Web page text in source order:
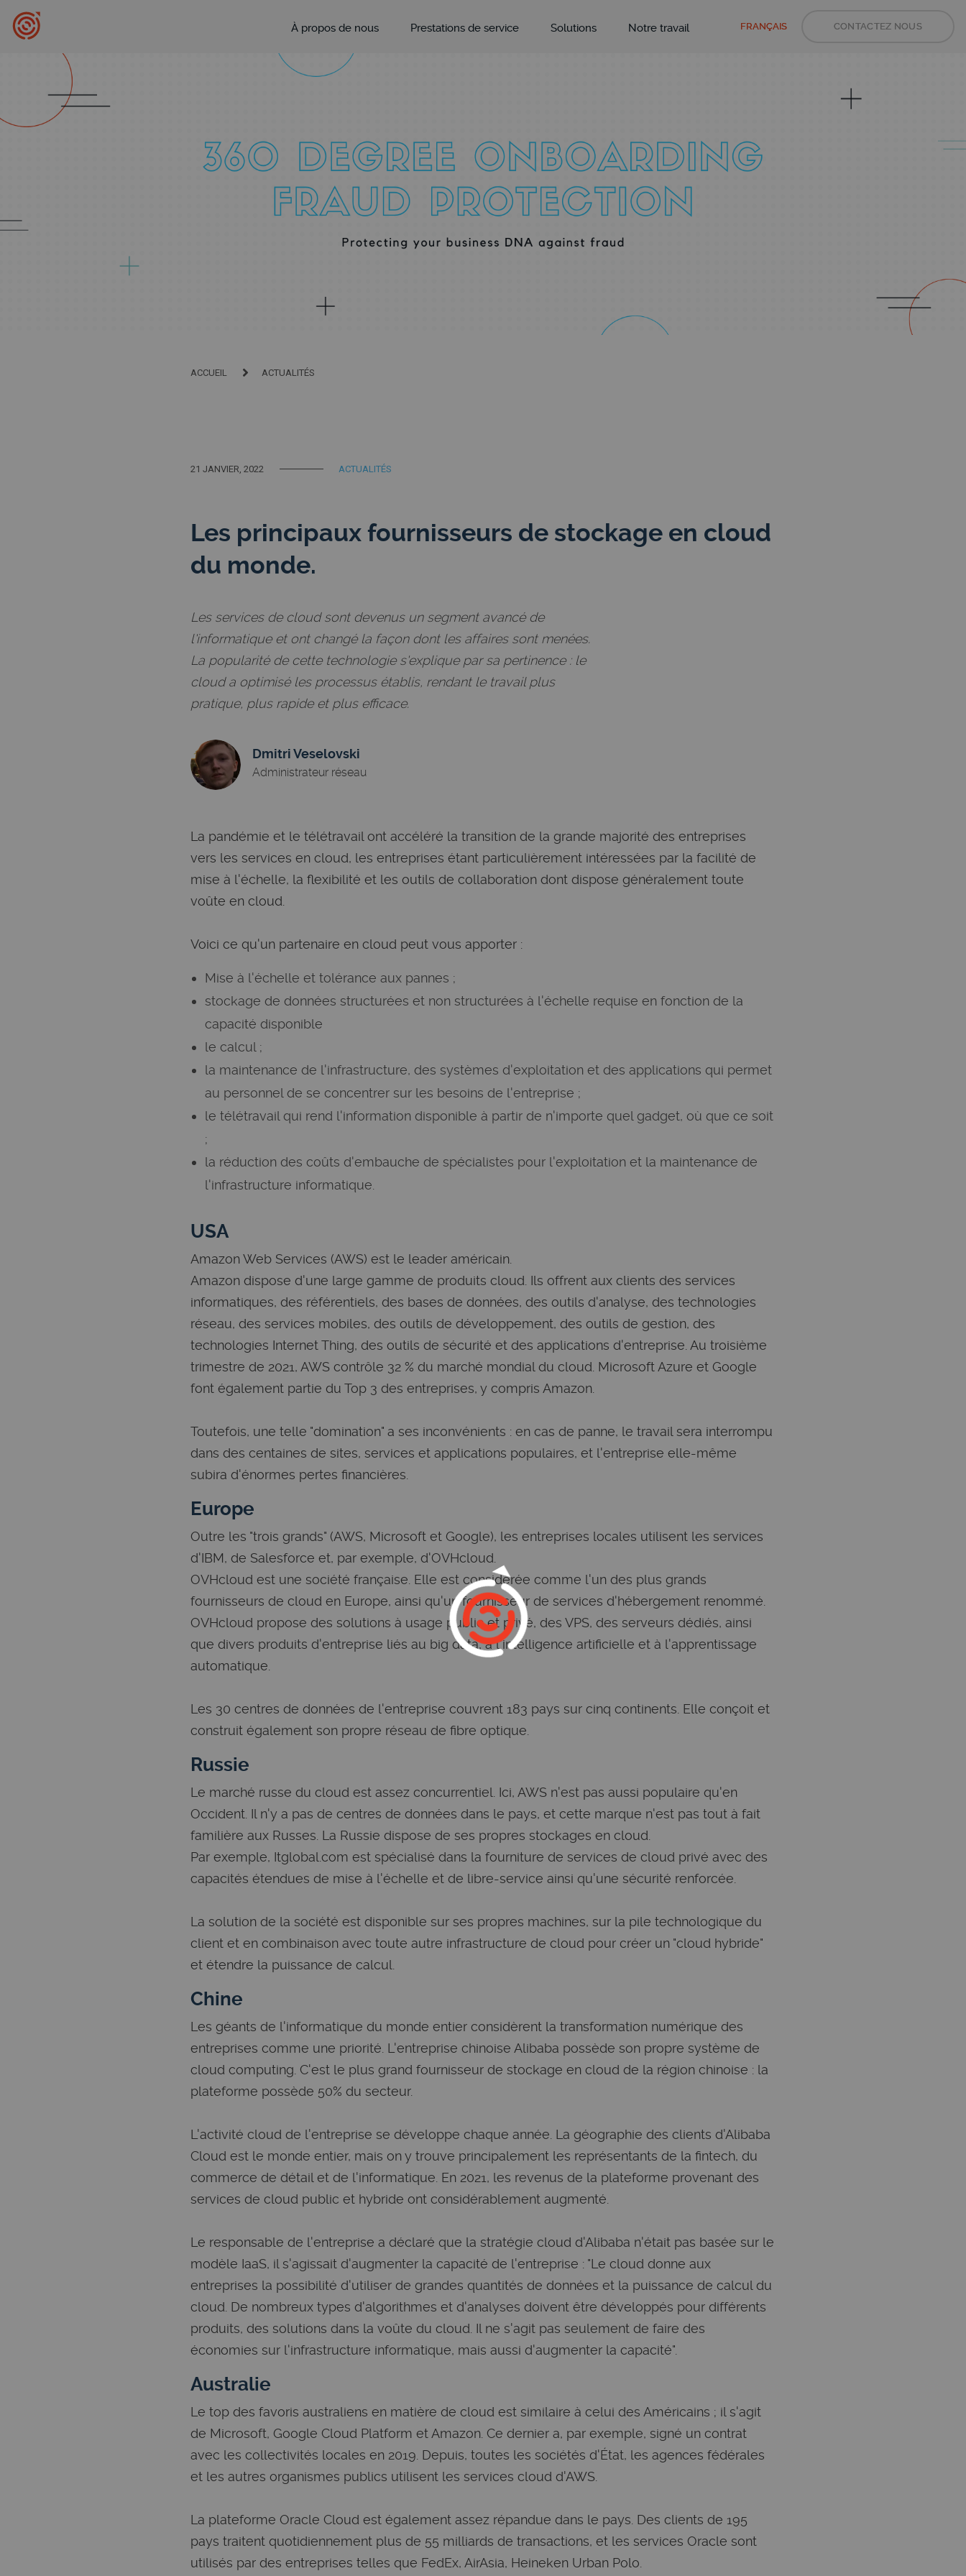
À propos de nous Prestations de service Solutions Notre travail FRANÇAIS CONTACTEZ NOUS
ACCUEIL ACTUALITÉS
21 JANVIER, 2022 ACTUALITÉS
Les principaux fournisseurs de stockage en cloud
du monde.
Les services de cloud sont devenus un segment avancé de
l'informatique et ont changé la façon dont les affaires sont menées.
La popularité de cette technologie s'explique par sa pertinence : le
cloud a optimisé les processus établis, rendant le travail plus
pratique, plus rapide et plus efficace.
Dmitri Veselovski
Administrateur réseau
La pandémie et le télétravail ont accéléré la transition de la grande majorité des entreprises
vers les services en cloud, les entreprises étant particulièrement intéressées par la facilité de
mise à l'échelle, la flexibilité et les outils de collaboration dont dispose généralement toute
voûte en cloud.
Voici ce qu'un partenaire en cloud peut vous apporter :
Mise à l'échelle et tolérance aux pannes ;
stockage de données structurées et non structurées à l'échelle requise en fonction de la
capacité disponible
le calcul ;
la maintenance de l'infrastructure, des systèmes d'exploitation et des applications qui permet
au personnel de se concentrer sur les besoins de l'entreprise ;
le télétravail qui rend l'information disponible à partir de n'importe quel gadget, où que ce soit
;
la réduction des coûts d'embauche de spécialistes pour l'exploitation et la maintenance de
l'infrastructure informatique.
USA
Amazon Web Services (AWS) est le leader américain.
Amazon dispose d'une large gamme de produits cloud. Ils offrent aux clients des services
informatiques, des référentiels, des bases de données, des outils d'analyse, des technologies
réseau, des services mobiles, des outils de développement, des outils de gestion, des
technologies Internet Thing, des outils de sécurité et des applications d'entreprise. Au troisième
trimestre de 2021, AWS contrôle 32 % du marché mondial du cloud. Microsoft Azure et Google
font également partie du Top 3 des entreprises, y compris Amazon.
Toutefois, une telle "domination" a ses inconvénients : en cas de panne, le travail sera interrompu
dans des centaines de sites, services et applications populaires, et l'entreprise elle-même
subira d'énormes pertes financières.
Europe
Outre les "trois grands" (AWS, Microsoft et Google), les entreprises locales utilisent les services
d'IBM, de Salesforce et, par exemple, d'OVHcloud.
OVHcloud est une société française. Elle est considérée comme l'un des plus grands
fournisseurs de cloud en Europe, ainsi qu'un fournisseur de services d'hébergement renommé.
OVHcloud propose des solutions à usage public et privé, des VPS, des serveurs dédiés, ainsi
que divers produits d'entreprise liés au big data, à l'intelligence artificielle et à l'apprentissage
automatique.
Les 30 centres de données de l'entreprise couvrent 183 pays sur cinq continents. Elle conçoit et
construit également son propre réseau de fibre optique.
Russie
Le marché russe du cloud est assez concurrentiel. Ici, AWS n'est pas aussi populaire qu'en
Occident. Il n'y a pas de centres de données dans le pays, et cette marque n'est pas tout à fait
familière aux Russes. La Russie dispose de ses propres stockages en cloud.
Par exemple, Itglobal.com est spécialisé dans la fourniture de services de cloud privé avec des
capacités étendues de mise à l'échelle et de libre-service ainsi qu'une sécurité renforcée.
La solution de la société est disponible sur ses propres machines, sur la pile technologique du
client et en combinaison avec toute autre infrastructure de cloud pour créer un "cloud hybride"
et étendre la puissance de calcul.
Chine
Les géants de l'informatique du monde entier considèrent la transformation numérique des
entreprises comme une priorité. L'entreprise chinoise Alibaba possède son propre système de
cloud computing. C'est le plus grand fournisseur de stockage en cloud de la région chinoise : la
plateforme possède 50% du secteur.
L'activité cloud de l'entreprise se développe chaque année. La géographie des clients d'Alibaba
Cloud est le monde entier, mais on y trouve principalement les représentants de la fintech, du
commerce de détail et de l'informatique. En 2021, les revenus de la plateforme provenant des
services de cloud public et hybride ont considérablement augmenté.
Le responsable de l'entreprise a déclaré que la stratégie cloud d'Alibaba n'était pas basée sur le
modèle IaaS, il s'agissait d'augmenter la capacité de l'entreprise : "Le cloud donne aux
entreprises la possibilité d'utiliser de grandes quantités de données et la puissance de calcul du
cloud. De nombreux types d'algorithmes et d'analyses doivent être développés pour différents
produits, des solutions dans la voûte du cloud. Il ne s'agit pas seulement de faire des
économies sur l'infrastructure informatique, mais aussi d'augmenter la capacité".
Australie
Le top des favoris australiens en matière de cloud est similaire à celui des Américains ; il s'agit
de Microsoft, Google Cloud Platform et Amazon. Ce dernier a, par exemple, signé un contrat
avec les collectivités locales en 2019. Depuis, toutes les sociétés d'État, les agences fédérales
et les autres organismes publics utilisent les services cloud d'AWS.
La plateforme Oracle Cloud est également assez répandue dans le pays. Des clients de 195
pays traitent quotidiennement plus de 55 milliards de transactions, et les services Oracle sont
utilisés par des entreprises telles que FedEx, AirAsia, Heineken Urban Polo.